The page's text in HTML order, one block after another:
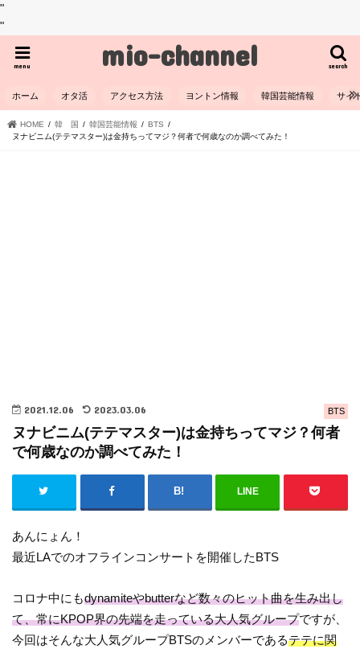
"
"
mio-channel search
menu
ホーム オタ活 アクセス方法 ヨントン情報 韓国芸能情報 サイ
HOME 韓 国 韓国芸能情報
BTS
ヌナビニム(テテマスター)は金持ちってマジ？何者で何歳なのか調べてみた！
BTS
2021.12.06 2023.03.06
ヌナビニム(テテマスター)は金持ちってマジ？何者
で何歳なのか調べてみた！
LINE
あんにょん！
最近LAでのオフラインコンサートを開催したBTS
コロナ中にもdynamiteやbutterなど数々のヒット曲を生み出し
て、常にKPOP界の先端を走っている大人気グループですが、
今回はそんな大人気グループBTSのメンバーであるテテに関